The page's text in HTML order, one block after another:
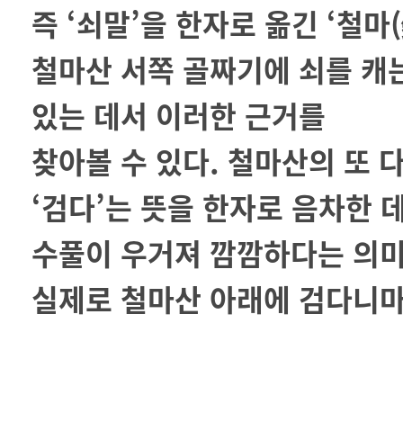
즉 ‘쇠말’을 한자로 옮긴 ‘철
철마산 서쪽 골짜기에 쇠를
있는 데서 이러한 근거를
찾아볼 수 있다. 철마산의 또
‘검다’는 뜻을 한자로 음차한
수풀이 우거져 깜깜하다는 의
실제로 철마산 아래에 검다니